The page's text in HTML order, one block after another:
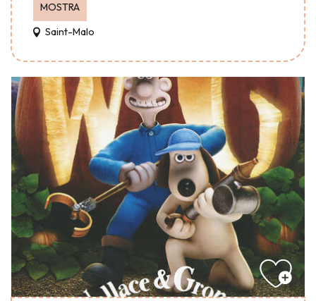
MOSTRA
Saint-Malo